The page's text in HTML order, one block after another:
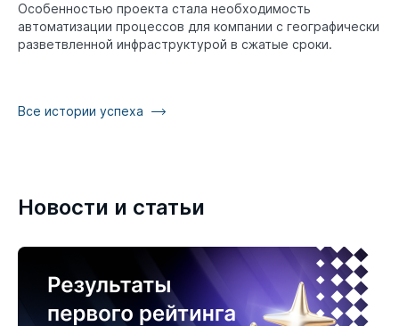
Особенностью проекта стала необходимость
автоматизации процессов для компании с географически
разветвленной инфраструктурой в сжатые сроки.
Все истории успеха
Новости и статьи